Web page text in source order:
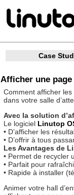
Case
Afficher une
Comment afficher
dans votre salle
Avec la solution
Le logiciel Linutop
• D’afficher les
• D’offrir à tous
Les Avantages de
• Permet de recycler
• Parfait pour
• Rapide à installer
Animer votre hall